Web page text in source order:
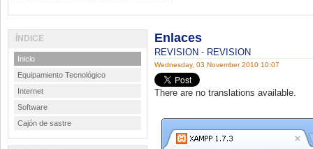
Enlaces
REVISION - REVISION
Wednesday, 03 November 2010 10:07
There are no translations available.
ÍNDICE
Inicio
Equipamiento Tecnológico
Internet
Software
Cajón de sastre